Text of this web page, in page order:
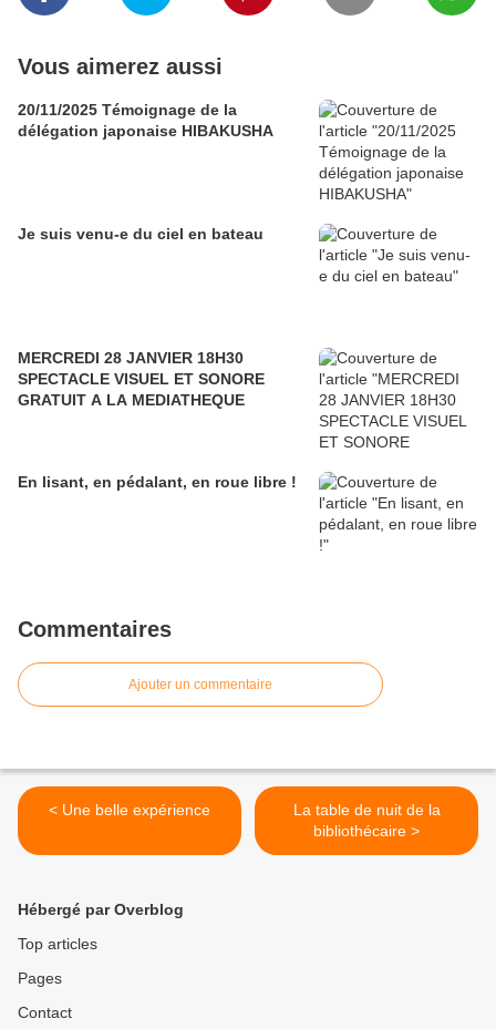
Vous aimerez aussi
20/11/2025 Témoignage de la
délégation japonaise HIBAKUSHA
Je suis venu-e du ciel en bateau
MERCREDI 28 JANVIER 18H30
SPECTACLE VISUEL ET SONORE
GRATUIT A LA MEDIATHEQUE
En lisant, en pédalant, en roue libre !
Commentaires
Ajouter un commentaire
< Une belle expérience
La table de nuit de la
bibliothécaire >
Hébergé par Overblog
Top articles
Pages
Contact